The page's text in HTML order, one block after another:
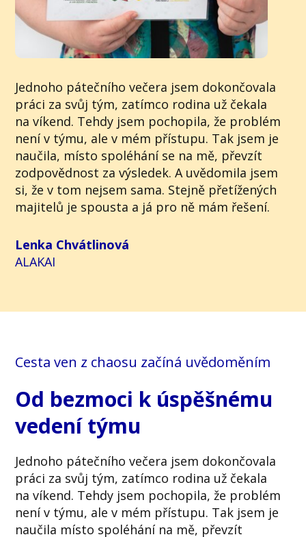
Jednoho pátečního večera jsem dokončovala
práci za svůj tým, zatímco rodina už čekala
na víkend. Tehdy jsem pochopila, že problém
není v týmu, ale v mém přístupu. Tak jsem je
naučila, místo spoléhání se na mě, převzít
zodpovědnost za výsledek. A uvědomila jsem
si, že v tom nejsem sama. Stejně přetížených
majitelů je spousta a já pro ně mám řešení.
Lenka Chvátlinová
ALAKAI
Cesta ven z chaosu začíná uvědoměním
Od bezmoci k úspěšnému
vedení týmu
Jednoho pátečního večera jsem dokončovala
práci za svůj tým, zatímco rodina už čekala
na víkend. Tehdy jsem pochopila, že problém
není v týmu, ale v mém přístupu. Tak jsem je
naučila místo spoléhání na mě, převzít